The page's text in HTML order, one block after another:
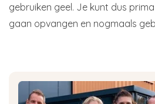
gebruiken geel. Je kunt dus
gaan opvangen en nogmaals